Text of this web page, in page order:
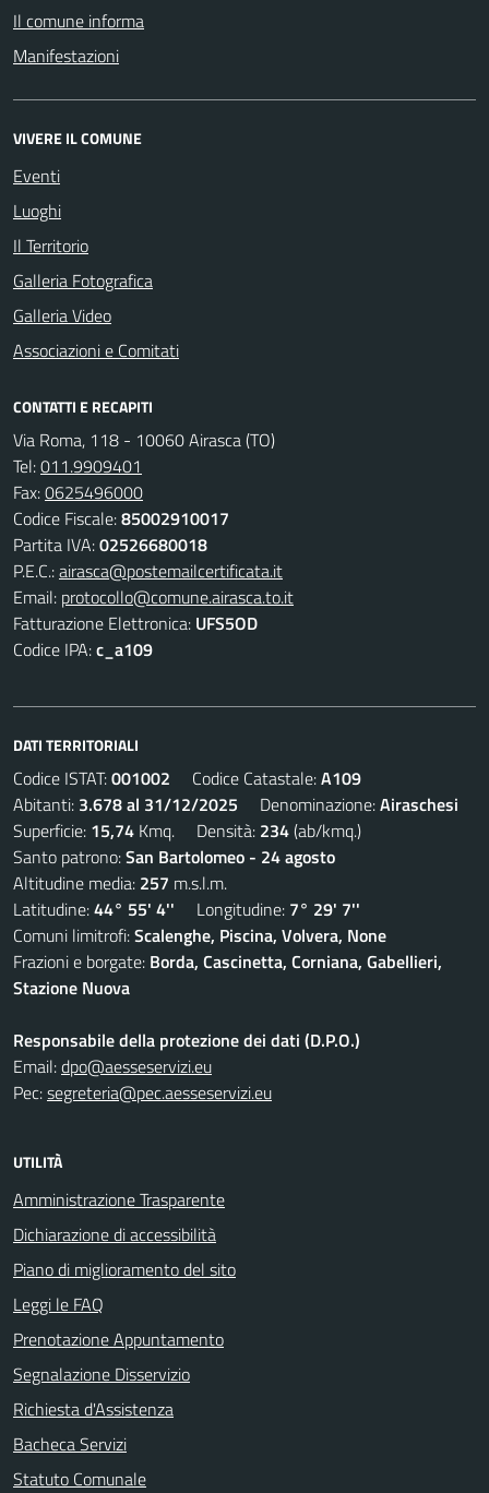
Il comune informa
Manifestazioni
VIVERE IL COMUNE
Eventi
Luoghi
Il Territorio
Galleria Fotografica
Galleria Video
Associazioni e Comitati
CONTATTI E RECAPITI
Via Roma, 118 - 10060 Airasca (TO)
Tel:011.9909401
Fax:0625496000
Codice Fiscale:85002910017
Partita IVA:02526680018
P.E.C.:airasca@postemailcertificata.it
Email: protocollo@comune.airasca.to.it
Fatturazione Elettronica: UFS5OD
Codice IPA:c_a109
DATI TERRITORIALI
Codice ISTAT:001002 Codice Catastale:A109
Abitanti: 3.678 al 31/12/2025 Denominazione:Airaschesi
Superficie: 15,74 Kmq. Densità: 234(ab/kmq.)
Santo patrono:San Bartolomeo - 24 agosto
Altitudine media: 257 m.s.l.m.
Latitudine:44° 55' 4'' Longitudine: 7° 29' 7''
Comuni limitrofi:Scalenghe, Piscina, Volvera, None
Frazioni e borgate: Borda, Cascinetta, Corniana, Gabellieri,
Stazione Nuova
Responsabile della protezione dei dati (D.P.O.)
Email:dpo@aesseservizi.eu
Pec:segreteria@pec.aesseservizi.eu
UTILITÀ
Amministrazione Trasparente
Dichiarazione di accessibilità
Piano di miglioramento del sito
Leggi le FAQ
Prenotazione Appuntamento
Segnalazione Disservizio
Richiesta d'Assistenza
Bacheca Servizi
Statuto Comunale